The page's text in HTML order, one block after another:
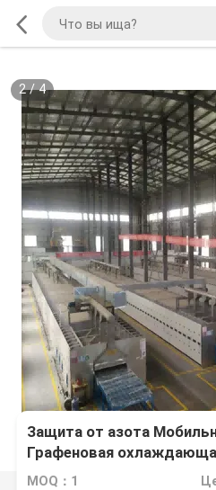
2/4
Защита от азота
Графеновая
Карбонизация печи
MOQ：1